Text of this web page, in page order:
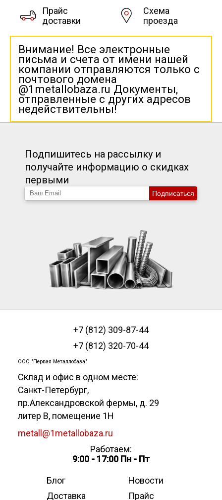
Прайс
доставки
Схема
проезда
Внимание! Все электронные
письма и счета от имени нашей
компании отправляются только с
почтового домена
@1metallobaza.ru Документы,
отправленные с других адресов
недействительны!
Подпишитесь на рассылку и
получайте информацию о скидках
первыми
Подписаться
+7 (812) 309-87-44
+7 (812) 320-70-44
ООО "Первая Металлобаза"
Склад и офис в одном месте:
Санкт-Петербург,
пр.Александровской фермы, д. 29
литер В, помещение 1Н
metall@1metallobaza.ru
Работаем:
9:00 - 17:00 Пн - Пт
Блог
Новости
Доставка
Прайс